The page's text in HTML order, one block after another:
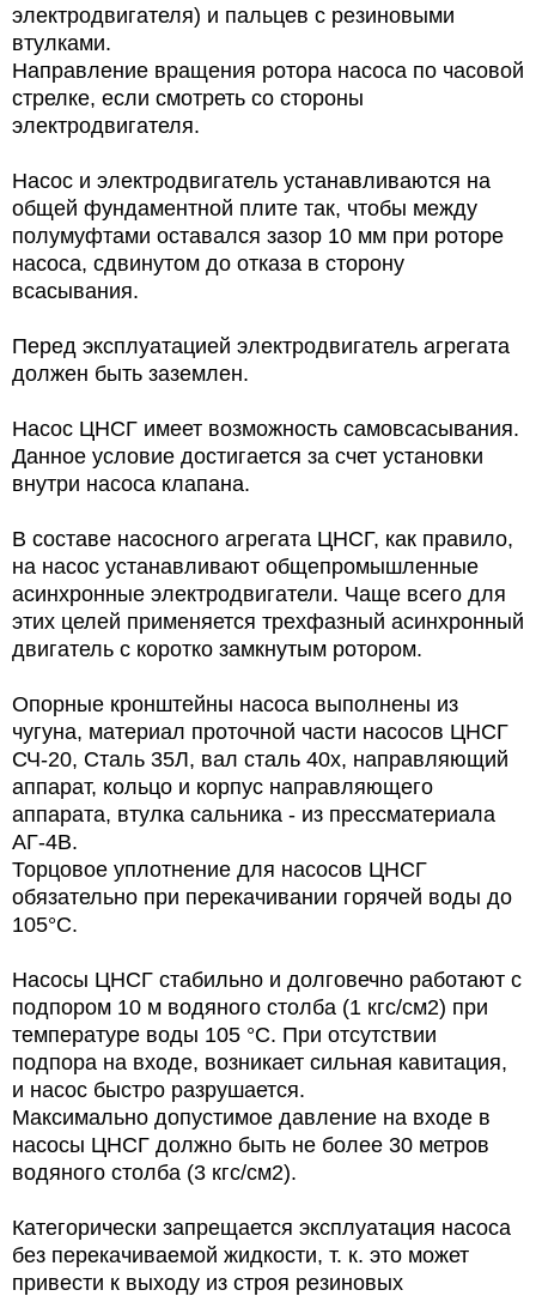
электродвигателя) и пальцев с резиновыми
втулками.
Направление вращения ротора насоса по часовой
стрелке, если смотреть со стороны
электродвигателя.
Насос и электродвигатель устанавливаются на
общей фундаментной плите так, чтобы между
полумуфтами оставался зазор 10 мм при роторе
насоса, сдвинутом до отказа в сторону
всасывания.
Перед эксплуатацией электродвигатель агрегата
должен быть заземлен.
Насос ЦНСГ имеет возможность самовсасывания.
Данное условие достигается за счет установки
внутри насоса клапана.
В составе насосного агрегата ЦНСГ, как правило,
на насос устанавливают общепромышленные
асинхронные электродвигатели. Чаще всего для
этих целей применяется трехфазный асинхронный
двигатель с коротко замкнутым ротором.
Опорные кронштейны насоса выполнены из
чугуна, материал проточной части насосов ЦНСГ
СЧ-20, Сталь 35Л, вал сталь 40х, направляющий
аппарат, кольцо и корпус направляющего
аппарата, втулка сальника - из прессматериала
АГ-4В.
Торцовое уплотнение для насосов ЦНСГ
обязательно при перекачивании горячей воды до
105°С.
Насосы ЦНСГ стабильно и долговечно работают с
подпором 10 м водяного столба (1 кгс/см2) при
температуре воды 105 °C. При отсутствии
подпора на входе, возникает сильная кавитация,
и насос быстро разрушается.
Максимально допустимое давление на входе в
насосы ЦНСГ должно быть не более 30 метров
водяного столба (3 кгс/см2).
Категорически запрещается эксплуатация насоса
без перекачиваемой жидкости, т. к. это может
привести к выходу из строя резиновых